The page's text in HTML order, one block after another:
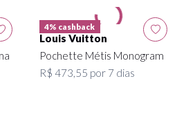
4% cashback
Louis Vuitton
Pochette Métis Monogram
R$ 473,55 por 7 dias